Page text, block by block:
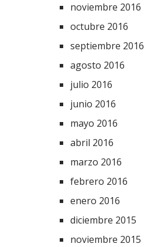
noviembre 2016
octubre 2016
septiembre 2016
agosto 2016
julio 2016
junio 2016
mayo 2016
abril 2016
marzo 2016
febrero 2016
enero 2016
diciembre 2015
noviembre 2015